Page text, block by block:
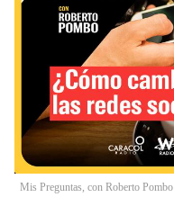
Mis Preguntas, con Roberto Pombo